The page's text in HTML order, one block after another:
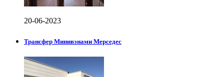
20-06-2023
Трансфер Минивэнами Мерседес